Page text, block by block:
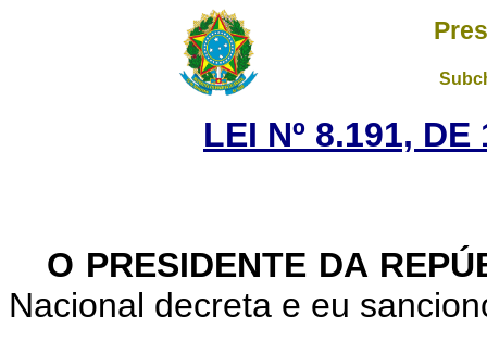
LEI Nº 8.191,
O PRESIDENTE DA
Nacional decreta e eu